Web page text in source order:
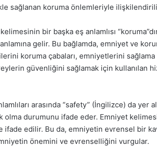
sağlanan koruma önlemleriyle
bir başka eş anlamlısı
gelir. Bu bağlamda, emniyet ve
koruma çabaları, emniyetlerini
güvenliğini sağlamak için kullanılan
arasında “safety” (İngilizce) da yer
durumunu ifade eder. Emniyet
edilir. Bu da, emniyetin evrensel bir
önemini ve evrenselliğini vurgular.